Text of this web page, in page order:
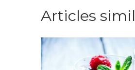
Articles